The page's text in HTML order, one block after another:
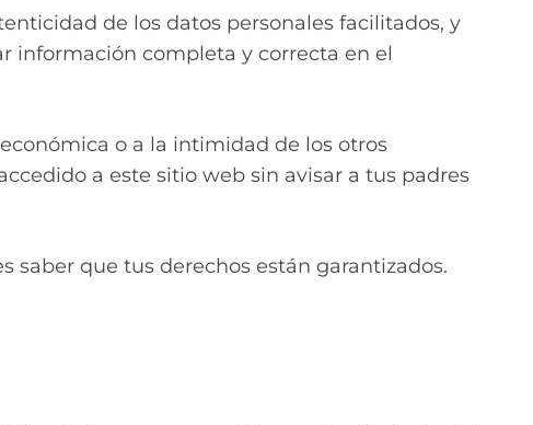
de los datos personales facilitados, y
información completa y correcta en el
o a la intimidad de los otros
a este sitio web sin avisar a tus padres
saber que tus derechos están garantizados.